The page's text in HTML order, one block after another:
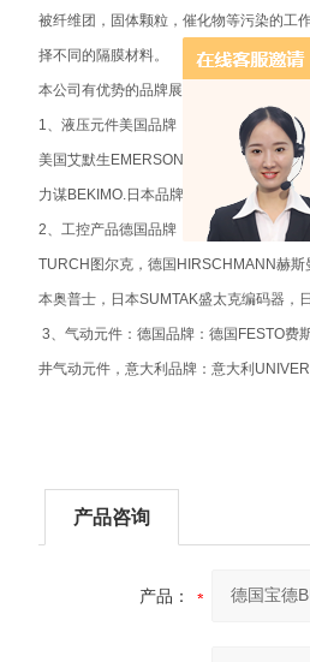
被纤维团，固体颗粒，催化物等污染的工
择不同的隔膜材料。
本公司有优势的品牌展示：
1、液压元件美国品牌：美国NUMATICS
美国艾默生EMERSON,美国哈希HACH,
力谋BEKIMO.日本品牌：日本东京美意大
2、工控产品德国品牌：德国PILZ皮尔兹
TURCH图尔克，德国HIRSCHMANN赫
本奥普士，日本SUMTAK盛太克编码器，
3、气动元件：德国品牌：德国FESTO费
井气动元件，意大利品牌：意大利
产品咨询
产品：